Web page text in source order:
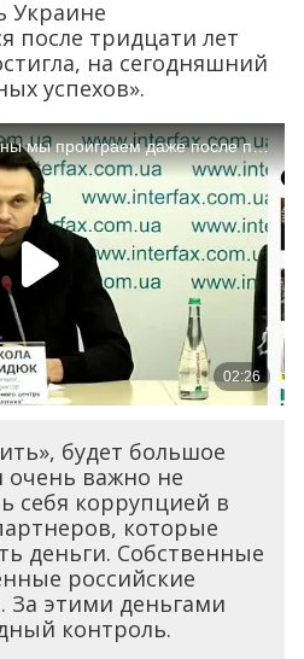
Украине
после тридцати лет
на сегодняшний
успехов».
будет большое
очень важно не
себя коррупцией в
которые
деньги. Собственные
российские
За этими деньгами
контроль.